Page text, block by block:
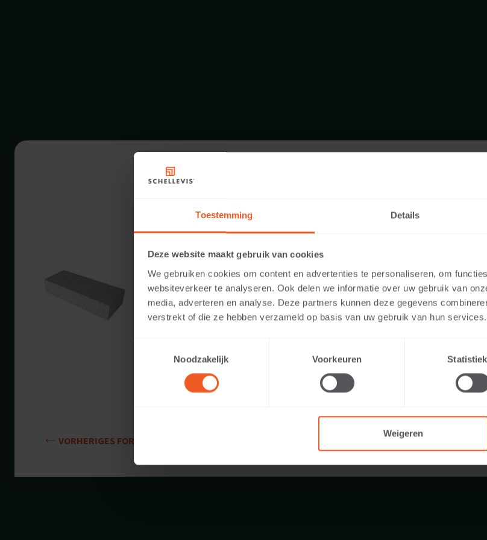
Toestemming Details
Deze website maakt gebruik van cookies
We gebruiken cookies om content en advertenties te personaliseren, om
websiteverkeer te analyseren. Ook delen we informatie over uw gebruik van
media, adverteren en analyse. Deze partners kunnen deze gegevens
verstrekt of die ze hebben verzameld op basis van uw gebruik van hun services.
Noodzakelijk
Voorkeuren
Weigeren
20 CM DICKE
Verfügbare Farben:
Anwendbar auf:
VORHERIGES FORMAT